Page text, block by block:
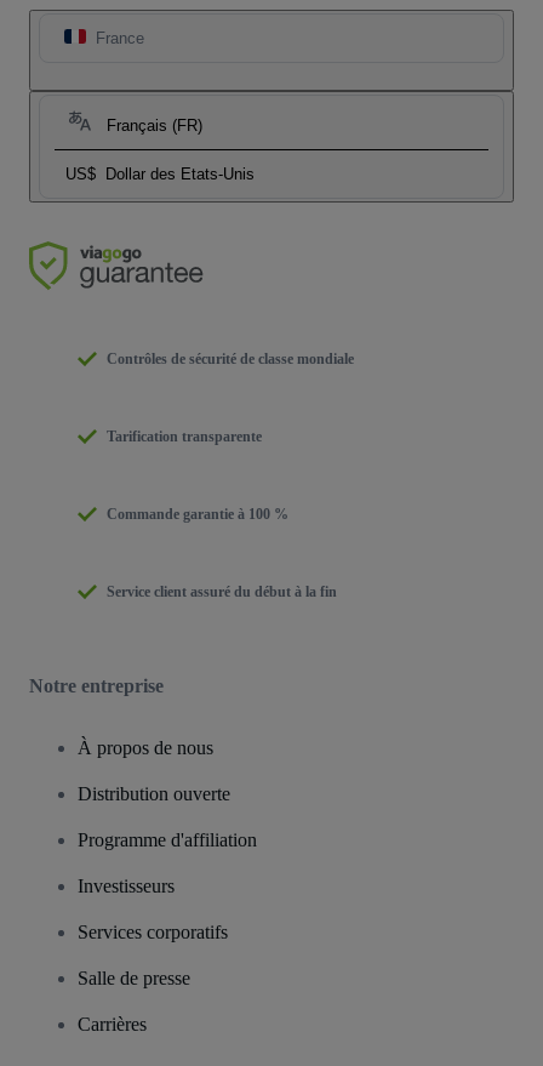
France
Français (FR)
US$ Dollar des Etats-Unis
Contrôles de sécurité de classe mondiale
Tarification transparente
Commande garantie à 100 %
Service client assuré du début à la fin
Notre entreprise
À propos de nous
Distribution ouverte
Programme d'affiliation
Investisseurs
Services corporatifs
Salle de presse
Carrières